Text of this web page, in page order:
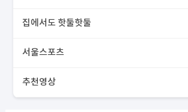
집에서도 핫둘핫둘
서울스포츠
추천영상